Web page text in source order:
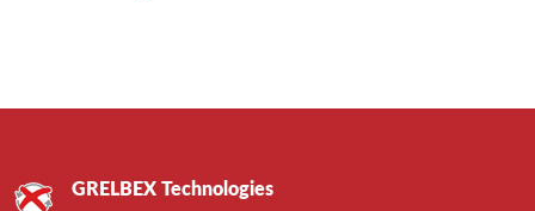
GRELBEX Technologies